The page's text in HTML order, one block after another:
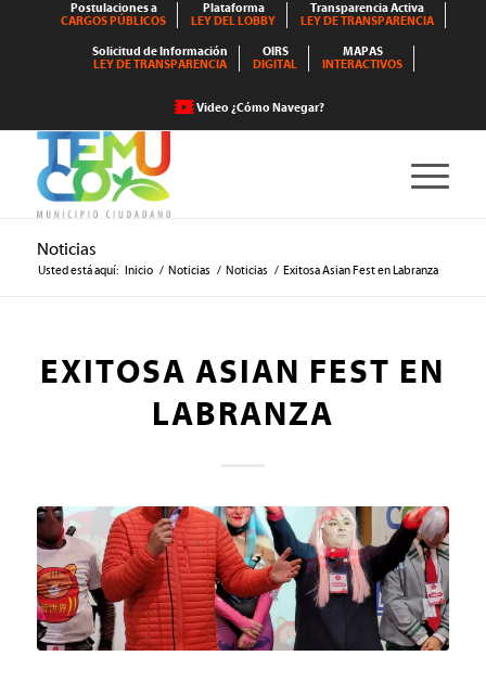
Postulaciones a
CARGOS PÚBLICOS
Plataforma
LEY DEL LOBBY
Transparencia Activa
LEY DE TRANSPARENCIA
Solicitud de Información
LEY DE TRANSPARENCIA
OIRS
DIGITAL
MAPAS
INTERACTIVOS
Video ¿Cómo Navegar?
Noticias
Usted está aquí: Inicio / Noticias / Noticias / Exitosa Asian Fest en Labranza
EXITOSA ASIAN FEST EN
LABRANZA